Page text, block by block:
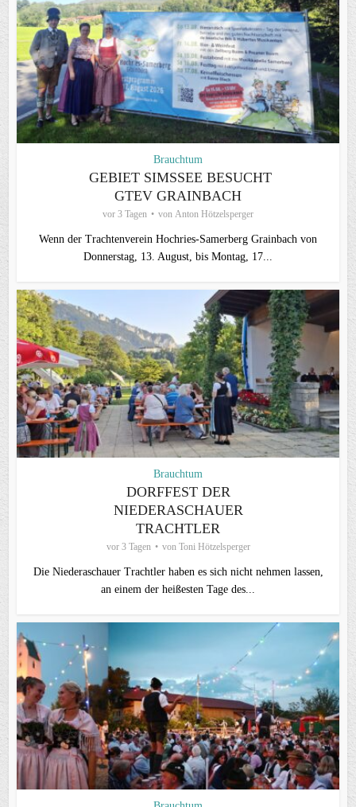
Brauchtum
GEBIET SIMSSEE BESUCHT
GTEV GRAINBACH
vor 3 Tagen von Anton Hötzelsperger
Wenn der Trachtenverein Hochries-Samerberg Grainbach von
Donnerstag, 13. August, bis Montag, 17...
Brauchtum
DORFFEST DER
NIEDERASCHAUER
TRACHTLER
vor 3 Tagen von Toni Hötzelsperger
Die Niederaschauer Trachtler haben es sich nicht nehmen lassen,
an einem der heißesten Tage des...